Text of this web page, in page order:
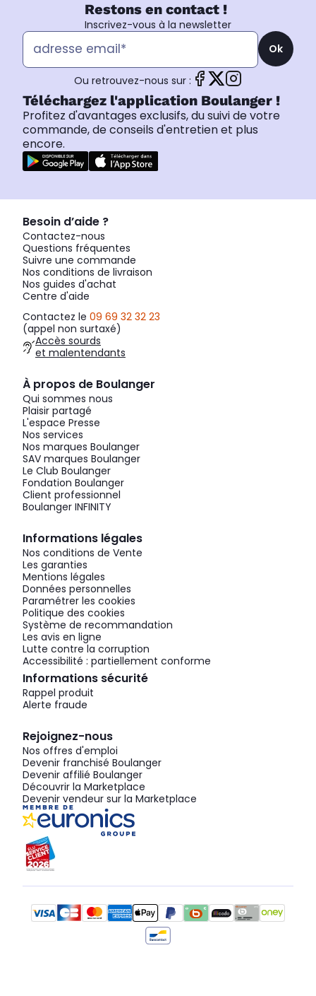
Restons en contact !
Inscrivez-vous à la newsletter
Ok
Ou retrouvez-nous sur :
Téléchargez l'application Boulanger !
Profitez d'avantages exclusifs, du suivi de votre
commande, de conseils d'entretien et plus
encore.
Besoin d’aide ?
Contactez-nous
Questions fréquentes
Suivre une commande
Nos conditions de livraison
Nos guides d'achat
Centre d'aide
Contactez le 09 69 32 32 23
(appel non surtaxé)
Accès sourds
et malentendants
À propos de Boulanger
Qui sommes nous
Plaisir partagé
L'espace Presse
Nos services
Nos marques Boulanger
SAV marques Boulanger
Le Club Boulanger
Fondation Boulanger
Client professionnel
Boulanger INFINITY
Informations légales
Nos conditions de Vente
Les garanties
Mentions légales
Données personnelles
Paramétrer les cookies
Politique des cookies
Système de recommandation
Les avis en ligne
Lutte contre la corruption
Accessibilité : partiellement conforme
Informations sécurité
Rappel produit
Alerte fraude
Rejoignez-nous
Nos offres d'emploi
Devenir franchisé Boulanger
Devenir affilié Boulanger
Découvrir la Marketplace
Devenir vendeur sur la Marketplace